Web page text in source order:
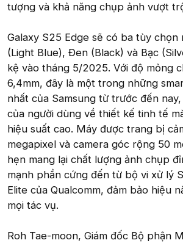
tượng và khả năng chụp ảnh vượt
Galaxy S25 Edge sẽ có ba tùy chọn
(Light Blue), Đen (Black) và Bạc
kệ vào tháng 5/2025. Với độ mỏng
6,4mm, đây là một trong những
nhất của Samsung từ trước đến
của người dùng về thiết kế tinh tế
hiệu suất cao. Máy được trang bị
megapixel và camera góc rộng 50
hẹn mang lại chất lượng ảnh chụp
mạnh phần cứng đến từ bộ vi xử lý
Elite của Qualcomm, đảm bảo hiệu
mọi tác vụ.
Roh Tae-moon, Giám đốc Bộ phận